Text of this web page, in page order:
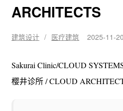
ARCHITECTS
建筑设计 / 医疗建筑 2025-11-
Sakurai Clinic/CLOUD
樱井诊所 / CLOUD